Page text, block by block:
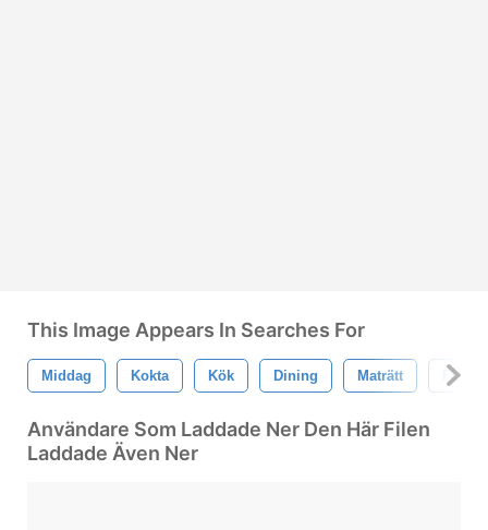
This Image Appears In Searches For
Middag Kokta Kök Dining Maträtt Fisk
Användare Som Laddade Ner Den Här Filen
Laddade Även Ner